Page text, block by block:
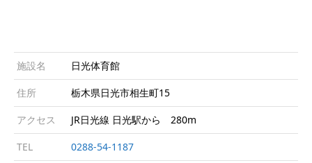
施設名 日光体育館
住所 栃木県日光市相生町15
アクセス JR日光線 日光駅から 280m
TEL 0288-54-1187